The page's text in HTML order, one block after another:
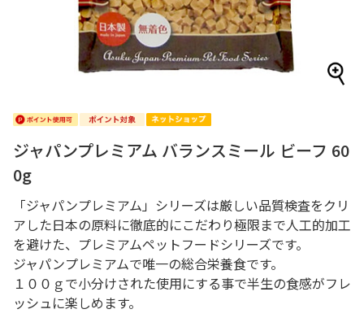
ジャパンプレミアム バランスミール ビーフ 60
0g
「ジャパンプレミアム」シリーズは厳しい品質検査をクリ
アした日本の原料に徹底的にこだわり極限まで人工的加工
を避けた、プレミアムペットフードシリーズです。
ジャパンプレミアムで唯一の総合栄養食です。
１００ｇで小分けされた使用にする事で半生の食感がフレ
ッシュに楽しめます。